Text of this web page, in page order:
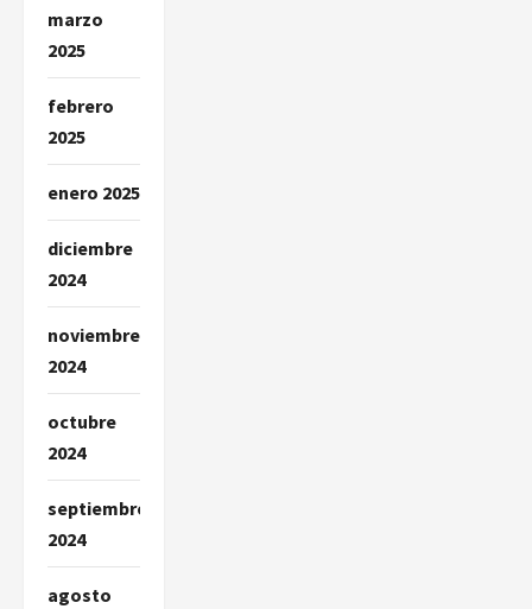
marzo
2025
febrero
2025
enero 2025
diciembre
2024
noviembre
2024
octubre
2024
septiembre
2024
agosto